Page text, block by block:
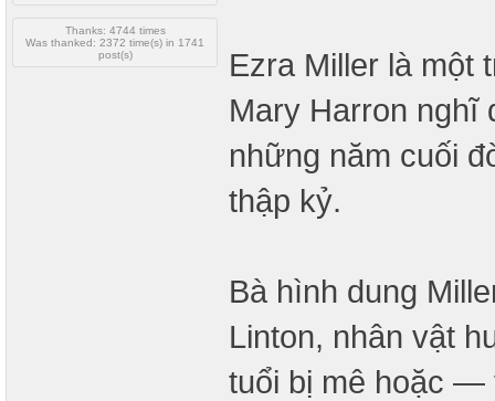
Thanks: 4744 times
Was thanked: 2372 time(s) in 1741
post(s)
Ezra Miller là một
Mary Harron nghĩ
những năm cuối
thập kỷ.
Bà hình dung
Linton, nhân vật
tuổi bị mê hoặc